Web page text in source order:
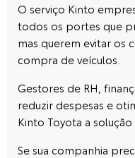
O serviço Kinto
todos os portes que
mas querem evitar os
compra de veículos.
Gestores de RH,
reduzir despesas e
Kinto Toyota a
Se sua companhia